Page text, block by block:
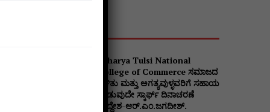
Acharya Tulsi National
College of Commerce ಸಮಾಜದ
ಒಳಿತು ಮತ್ತು ಅಗತ್ಯವುಳ್ಳವರಿಗೆ ಸಹಾಯ
ನೀಡುವುದೇ ಸ್ಕಾರ್ಫ್ ದಿನಾಚರಣೆ
ಉದ್ದೇಶ-ಆರ್.ಎಂ.ಜಗದೀಶ್.